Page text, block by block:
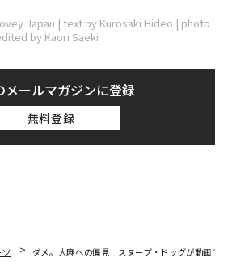
Japan | text by Kurosaki Hideo | photo
by Kaori Saeki
メールマガジンに登録
無料登録
ツ
ダメ。大麻への偏見 スヌープ・ドッグが動画で呼